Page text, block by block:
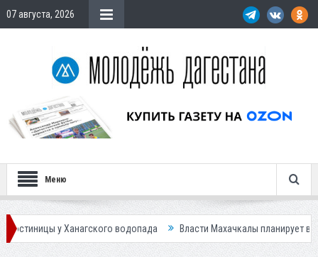
07 августа, 2026
Меню
у Ханагского водопада Власти Махачкалы планирует внедрить